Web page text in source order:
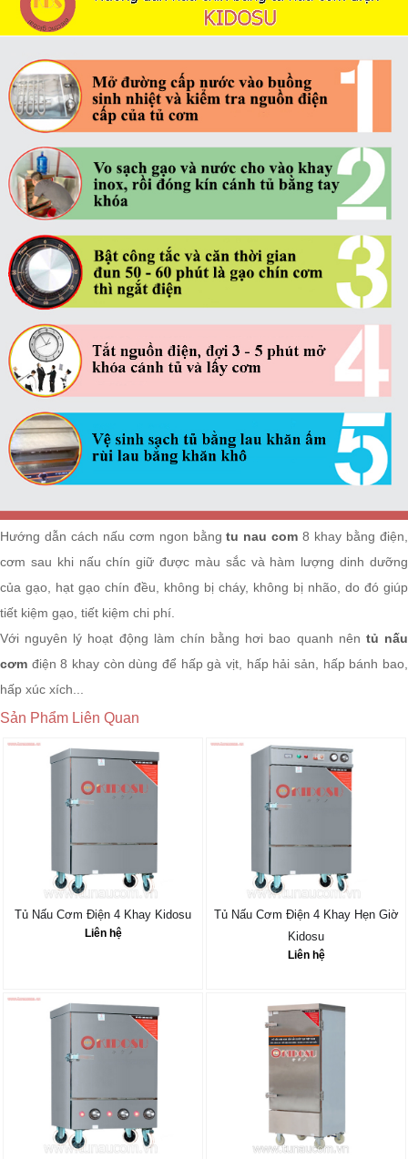
Hướng dẫn cách nấu cơm ngon bằngtu nau com 8 khay bằng điện,
cơm sau khi nấu chín giữ được màu sắc và hàm lượng dinh dưỡng
của gạo, hạt gạo chín đều, không bị cháy, không bị nhão, do đó giúp
tiết kiệm gạo, tiết kiệm chi phí.
Với nguyên lý hoạt động làm chín bằng hơi bao quanh nên tủ nấu
cơm điện 8 khay còn dùng để hấp gà vịt, hấp hải sản, hấp bánh bao,
hấp xúc xích...
Sản Phẩm Liên Quan
Tủ Nấu Cơm Điện 4 Khay Kidosu
Liên hệ
Tủ Nấu Cơm Điện 4 Khay Hẹn Giờ
Kidosu
Liên hệ